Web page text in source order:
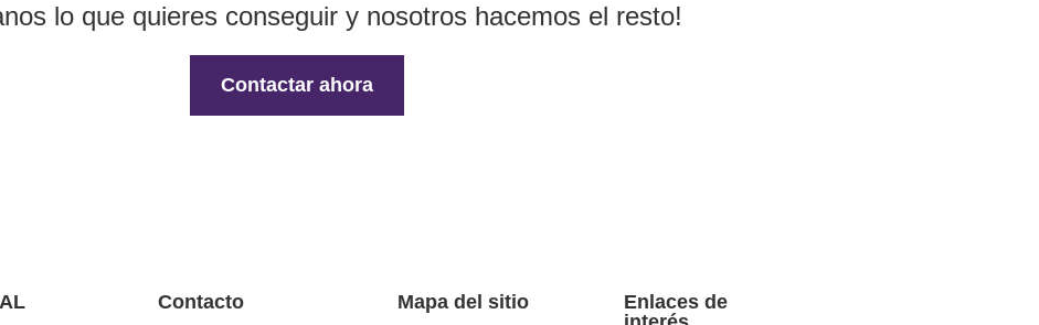
lo que quieres conseguir y nosotros hacemos el resto!
Contactar ahora
Contacto Mapa del sitio
Enlaces de